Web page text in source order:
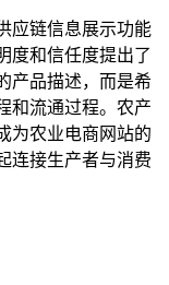
应链信息展示功能
度和信任度提出了
产品描述，而是希
和流通过程。农产
为农业电商网站的
连接生产者与消费